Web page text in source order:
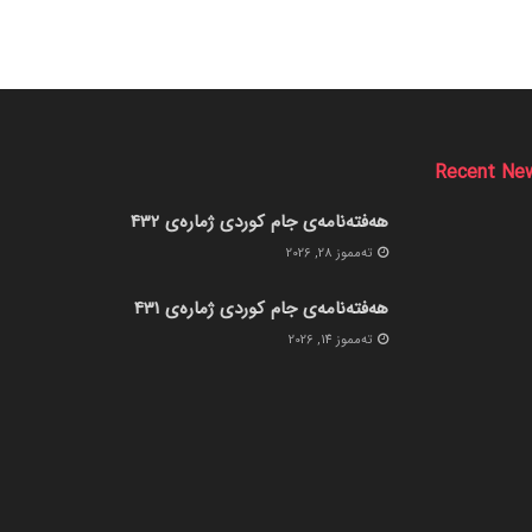
Recent
هەفتەنامەی جام کوردی ژمارەی 432
ته‌مموز 28, 2026
هەفتەنامەی جام کوردی ژمارەی 431
ته‌مموز 14, 2026